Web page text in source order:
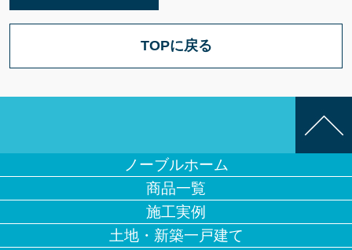
TOPに戻る
ノーブルホーム
商品一覧
施工実例
土地・新築一戸建て